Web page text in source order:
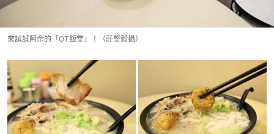
來試試阿佘的「OT飯堂」！（莊堅毅攝）